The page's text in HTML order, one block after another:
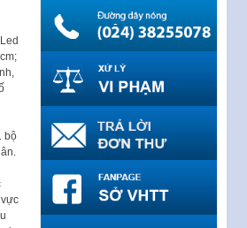
bộ
BTC của Bộ trưởng Bộ Tài…
Quy định về quản lý website
thương mại điện tử
Nghị quyết quy định điều kiện,
thủ tục tặng, thu hồi danh hiệu
"Công dân danh dự…
Nghị quyết quy định một số
khoa học, phát triển công…